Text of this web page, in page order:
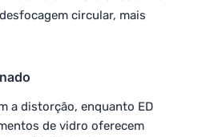
circular, mais
a distorção, enquanto ED
de vidro oferecem